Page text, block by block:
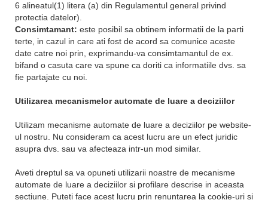
6 alineatul(1) litera (a) din Regulamentul general privind
protectia datelor).
Consimtamant: este posibil sa obtinem informatii de la parti
terte, in cazul in care ati fost de acord sa comunice aceste
date catre noi prin, exprimandu-va consimtamantul de ex.
bifand o casuta care va spune ca doriti ca informatiile dvs. sa
fie partajate cu noi.
Utilizarea mecanismelor automate de luare a deciziilor
Utilizam mecanisme automate de luare a deciziilor pe website-
ul nostru. Nu consideram ca acest lucru are un efect juridic
asupra dvs. sau va afecteaza intr-un mod similar.
Aveti dreptul sa va opuneti utilizarii noastre de mecanisme
automate de luare a deciziilor si profilare descrise in aceasta
sectiune. Puteti face acest lucru prin renuntarea la cookie-uri si